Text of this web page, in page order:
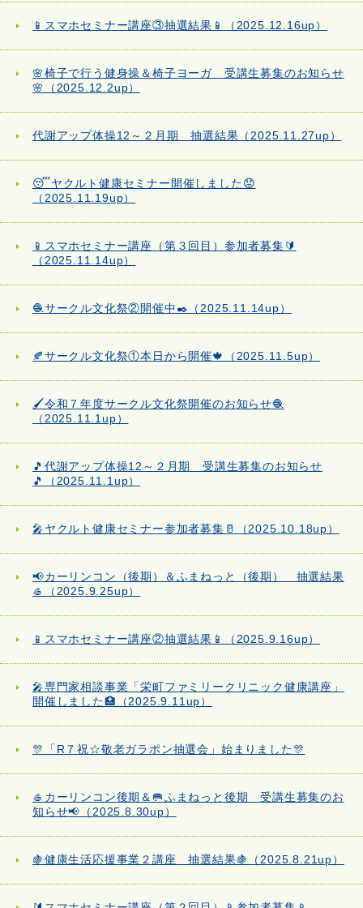
📱スマホセミナー講座③抽選結果📱（2025.12.16up）
🌸椅子で行う健身操＆椅子ヨーガ 受講生募集のお知らせ
🌸（2025.12.2up）
代謝アップ体操12～２月期 抽選結果（2025.11.27up）
😴ヤクルト健康セミナー開催しました😟
（2025.11.19up）
📱スマホセミナー講座（第３回目）参加者募集🔰
（2025.11.14up）
🧶サークル文化祭②開催中✒️（2025.11.14up）
🍂サークル文化祭①本日から開催🍁（2025.11.5up）
🖌️令和７年度サークル文化祭開催のお知らせ🧶
（2025.11.1up）
🎵代謝アップ体操12～２月期 受講生募集のお知らせ
🎵（2025.11.1up）
🎤ヤクルト健康セミナー参加者募集🥛（2025.10.18up）
📢カーリンコン（後期）＆ふまねっと（後期） 抽選結果
🥌（2025.9.25up）
📱スマホセミナー講座②抽選結果📱（2025.9.16up）
🎤専門家相談事業「栄町ファミリークリニック健康講座」
開催しました🏥（2025.9.11up）
🎊「R７祝☆敬老ガラポン抽選会」始まりました🎊
🥌カーリンコン後期＆🥅ふまねっと後期 受講生募集のお
知らせ📢（2025.8.30up）
🍇健康生活応援事業２講座 抽選結果🍇（2025.8.21up）